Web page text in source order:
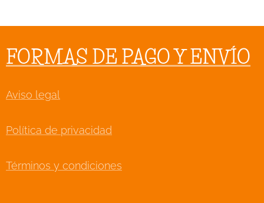
FORMAS DE PAGO Y ENVÍO
Aviso legal
Política de privacidad
Términos y condiciones